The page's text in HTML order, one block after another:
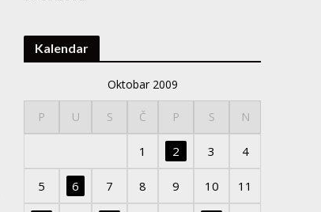
Kalendar
Oktobar 2009
P U S Č P S N
1 2 3 4
5 6 7 8 9 10 11